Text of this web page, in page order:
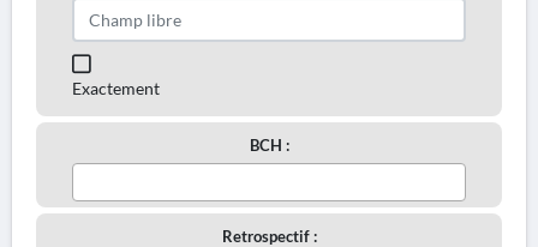
Exactement
BCH :
Retrospectif :